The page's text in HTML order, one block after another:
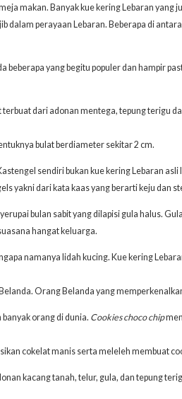
makan. Banyak kue kering Lebaran yang
dalam perayaan Lebaran. Beberapa di
yang begitu populer dan hampir
dari adonan mentega, tepung terigu
bulat berdiameter sekitar 2 cm.
sendiri bukan kue kering Lebaran asli
yakni dari kata kaas yang berarti keju dan
bulan sabit yang dilapisi gula halus.
hangat keluarga.
namanya lidah kucing. Kue kering
Orang Belanda yang
orang di dunia. Cookies choco chip
cokelat manis serta meleleh membuat
kacang tanah, telur, gula, dan tepung